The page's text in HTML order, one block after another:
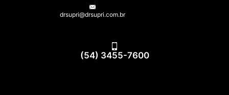
drsupri@drsupri.com.br
(54) 3455-7600